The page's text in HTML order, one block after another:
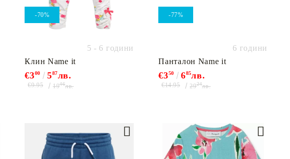
-70%
5 - 6 години
Клин Name it
€300 587лв.
€9.95 1946лв.
-77%
6 години
Панталон Name it
€350 685лв.
€14.95 2924лв.